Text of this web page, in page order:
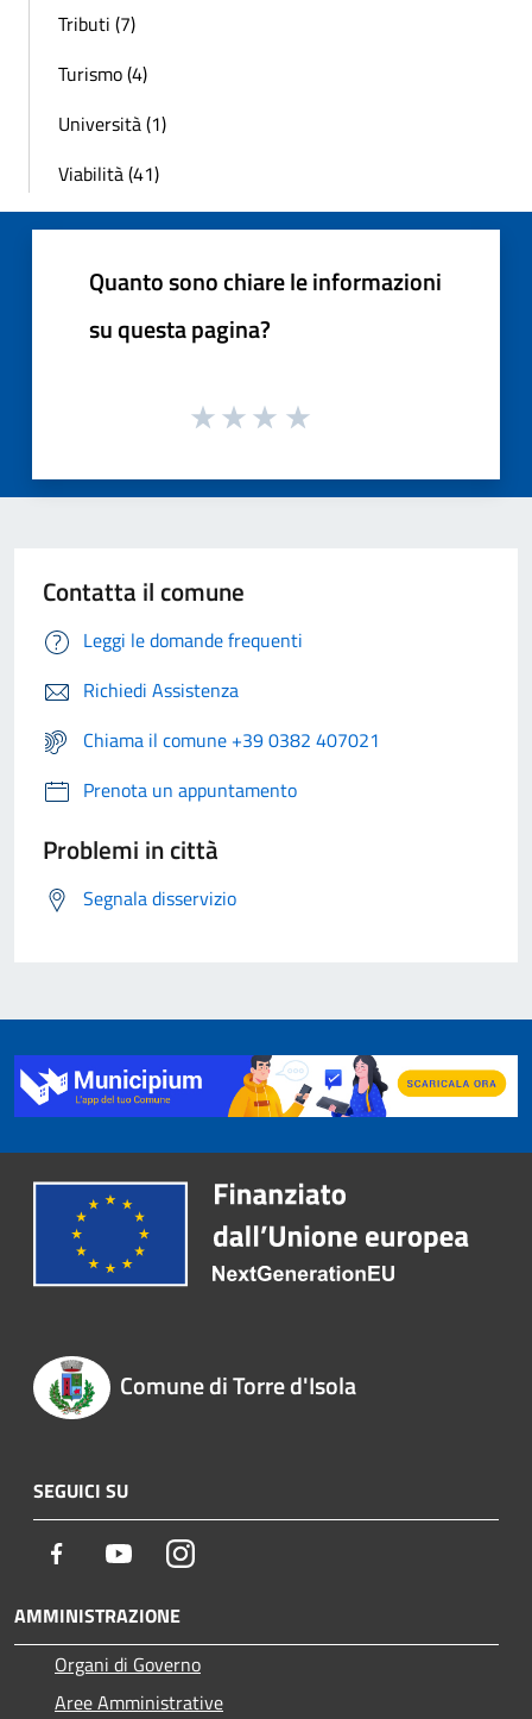
Tributi (7)
Turismo (4)
Università (1)
Viabilità (41)
Quanto sono chiare le informazioni
su questa pagina?
Contatta il comune
Leggi le domande frequenti
Richiedi Assistenza
Chiama il comune +39 0382 407021
Prenota un appuntamento
Problemi in città
Segnala disservizio
Comune di Torre d'Isola
SEGUICI SU
Facebook YoutubeInstagram
AMMINISTRAZIONE
Organi di Governo
Aree Amministrative